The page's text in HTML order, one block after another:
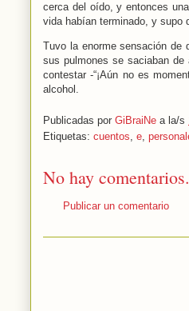
cerca del oído, y entonces
vida habían terminado, y supo
Tuvo la enorme sensación
sus pulmones se saciaban de
contestar -“¡Aún no es
alcohol.
Publicadas por GiBraiNe a la/s
Etiquetas: cuentos e
No hay
Publicar un comentario